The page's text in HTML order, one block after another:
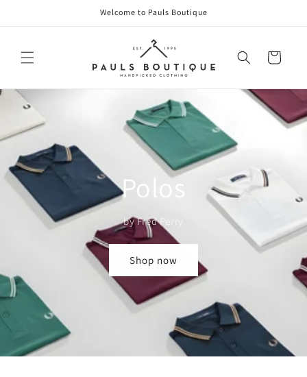
Welcome to Pauls Boutique
Warenkorb
Polos
by Fred Perry
Shop now